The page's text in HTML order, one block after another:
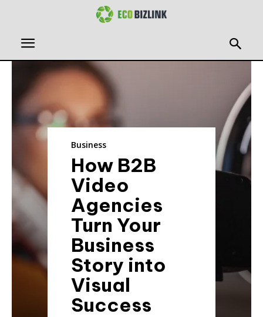
Business
How B2B
Video
Agencies
Turn Your
Business
Story into
Visual
Success